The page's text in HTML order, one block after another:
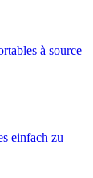
à source
einfach zu